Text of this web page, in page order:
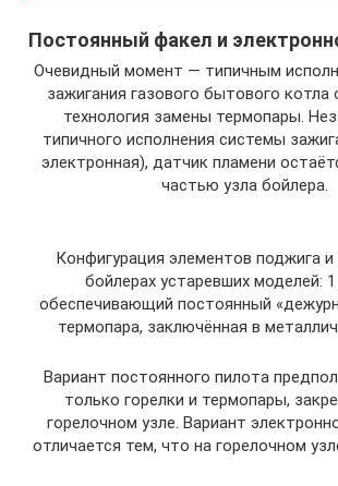
Постоянный факел и
Очевидный момент — типичным
зажигания газового бытового котла
технология замены термопары.
типичного исполнения системы
электронная), датчик пламени
частью узла бойлера.
Конфигурация элементов поджига и
бойлерах устаревших моделей:
обеспечивающий постоянный
термопара, заключённая в
Вариант постоянного пилота
только горелки и термопары,
горелочном узле. Вариант
отличается тем, что на горелочном